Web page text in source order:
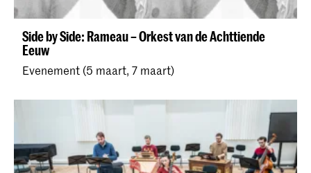
Side by Side: Rameau – Orkest van de Achttiende
Eeuw
Evenement (5 maart, 7 maart)